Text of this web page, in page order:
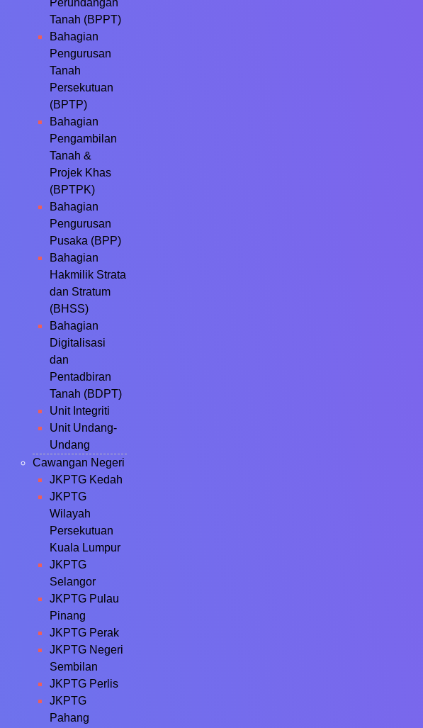
Perundangan
Tanah (BPPT)
Bahagian
Pengurusan
Tanah
Persekutuan
(BPTP)
Bahagian
Pengambilan
Tanah &
Projek Khas
(BPTPK)
Bahagian
Pengurusan
Pusaka (BPP)
Bahagian
Hakmilik Strata
dan Stratum
(BHSS)
Bahagian
Digitalisasi
dan
Pentadbiran
Tanah (BDPT)
Unit Integriti
Unit Undang-
Undang
Cawangan Negeri
JKPTG Kedah
JKPTG
Wilayah
Persekutuan
Kuala Lumpur
JKPTG
Selangor
JKPTG Pulau
Pinang
JKPTG Perak
JKPTG Negeri
Sembilan
JKPTG Perlis
JKPTG
Pahang